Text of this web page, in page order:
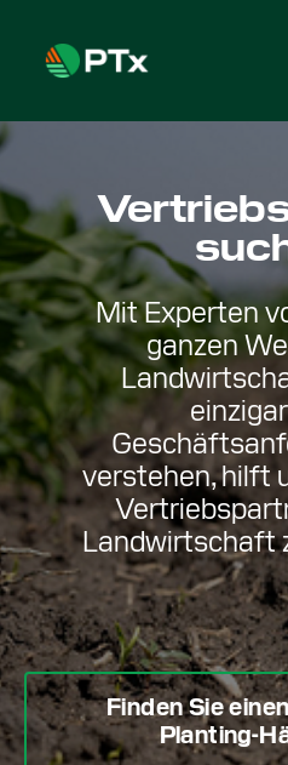
Mit Experten
ganzen
verstehen, hilft
Landwirtschaft
Finden Sie
Planting-